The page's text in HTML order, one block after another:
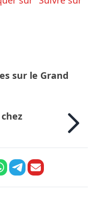
sur le Grand